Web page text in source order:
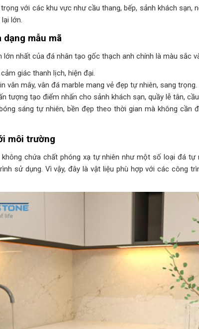
với các khu vực như cầu thang, bếp, sảnh khách sạn,
lớn.
dạng mẫu mã
nhất của đá nhân tạo gốc thạch anh chính là màu sắc
giác thanh lịch, hiện đại.
vân mây, vân đá marble mang vẻ đẹp tự nhiên, sang trọng.
tượng tạo điểm nhấn cho sảnh khách sạn, quầy lễ tân,
sáng tự nhiên, bền đẹp theo thời gian mà không cần
môi trường
chứa chất phóng xạ tự nhiên như một số loại đá tự
sử dụng. Vì vậy, đây là vật liệu phù hợp với các công